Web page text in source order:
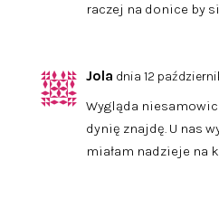
raczej na donice by
Jola dnia 12
Wygląda
dynię znajdę. U nas
miałam nadzieje na